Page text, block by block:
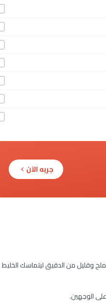
جربه الآن
وقليل من الدقيق ليتماسك الخليط
الوجهين.